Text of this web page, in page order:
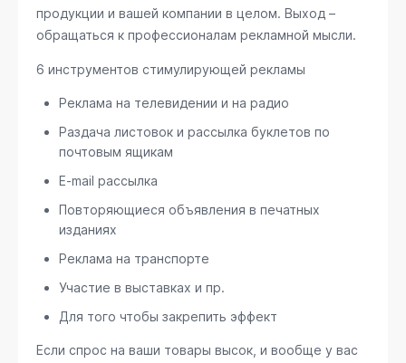
продукции и вашей компании в целом. Выход –
обращаться к профессионалам рекламной мысли.
6 инструментов стимулирующей рекламы
Реклама на телевидении и на радио
Раздача листовок и рассылка буклетов по
почтовым ящикам
E-mail рассылка
Повторяющиеся объявления в печатных
изданиях
Реклама на транспорте
Участие в выставках и пр.
Для того чтобы закрепить эффект
Если спрос на ваши товары высок, и вообще у вас